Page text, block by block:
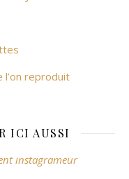
l’on reproduit
ICI AUSSI
instagrameur